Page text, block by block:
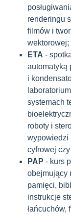
renderingu
filmów i
wektorowej;
ETA -
automatyką
i
systemach
roboty i
wypowiedzi
cyfrowej
PAP - kurs
obejmujący
pamięci,
instrukcje
łańcuchów,